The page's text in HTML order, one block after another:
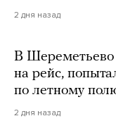
2 дня назад
В Шереметьево
на рейс,
по летному
2 дня назад